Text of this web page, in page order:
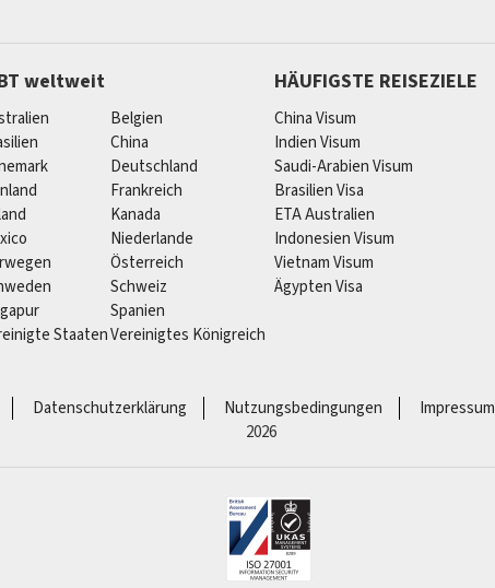
weltweit
Belgien
China
Deutschland
Frankreich
Kanada
Niederlande
Österreich
Schweiz
Spanien
StaatenVereinigtes Königreich
HÄUFIGSTE REISEZIELE
China Visum
Indien Visum
Saudi-Arabien Visum
Brasilien Visa
ETA Australien
Indonesien Visum
Vietnam Visum
Ägypten Visa
Datenschutzerklärung Nutzungsbedingungen Impressum
2026